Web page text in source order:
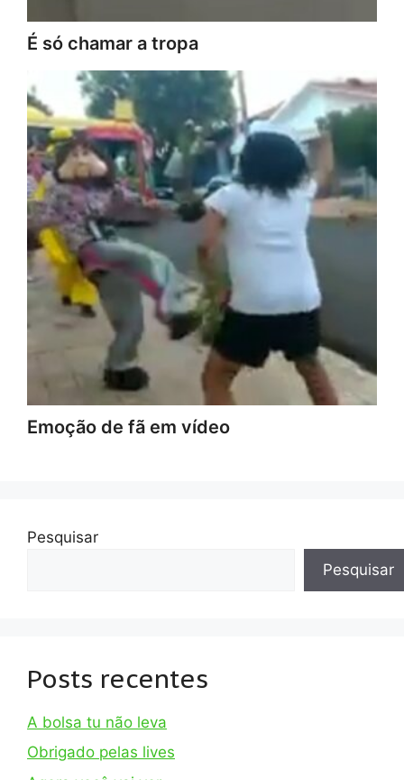
É só chamar a tropa
Emoção de fã em vídeo
Pesquisar
Pesquisar
Posts recentes
A bolsa tu não leva
Obrigado pelas lives